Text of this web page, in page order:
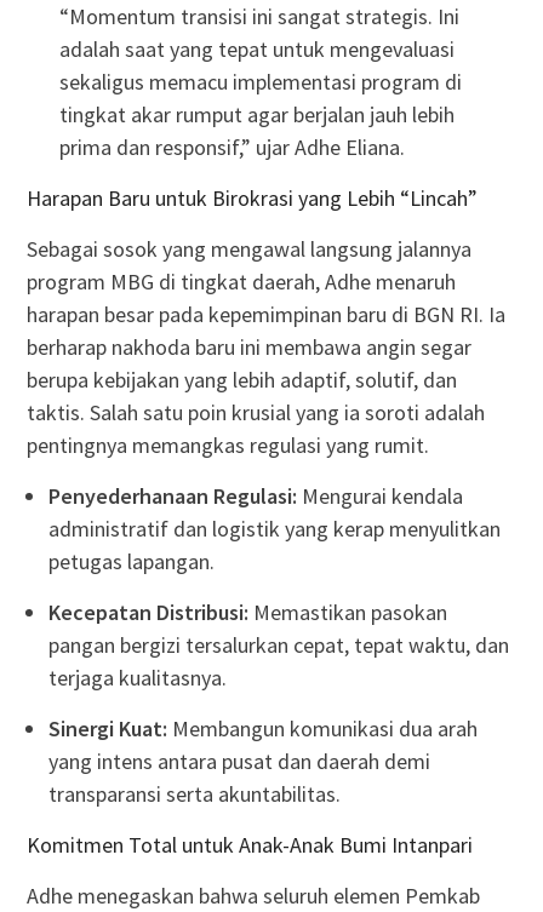
“Momentum transisi ini sangat strategis. Ini
adalah saat yang tepat untuk mengevaluasi
sekaligus memacu implementasi program di
tingkat akar rumput agar berjalan jauh lebih
prima dan responsif,” ujar Adhe Eliana.
Harapan Baru untuk Birokrasi yang Lebih “Lincah”
Sebagai sosok yang mengawal langsung jalannya
program MBG di tingkat daerah, Adhe menaruh
harapan besar pada kepemimpinan baru di BGN RI. Ia
berharap nakhoda baru ini membawa angin segar
berupa kebijakan yang lebih adaptif, solutif, dan
taktis. Salah satu poin krusial yang ia soroti adalah
pentingnya memangkas regulasi yang rumit.
Penyederhanaan Regulasi: Mengurai kendala
administratif dan logistik yang kerap menyulitkan
petugas lapangan.
Kecepatan Distribusi: Memastikan pasokan
pangan bergizi tersalurkan cepat, tepat waktu, dan
terjaga kualitasnya.
Sinergi Kuat: Membangun komunikasi dua arah
yang intens antara pusat dan daerah demi
transparansi serta akuntabilitas.
Komitmen Total untuk Anak-Anak Bumi Intanpari
Adhe menegaskan bahwa seluruh elemen Pemkab